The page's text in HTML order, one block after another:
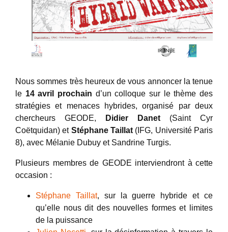
Nous sommes très heureux de vous annoncer la tenue
le 14 avril prochain d’un colloque sur le thème des
stratégies et menaces hybrides, organisé par deux
chercheurs GEODE,
Didier Danet (Saint Cyr
Coëtquidan) et Stéphane Taillat (IFG, Université Paris
8), avec Mélanie Dubuy et Sandrine Turgis.
Plusieurs membres de GEODE interviendront à cette
occasion :
Stéphane Taillat, sur la guerre hybride et ce
qu’elle nous dit des nouvelles formes et limites
de la puissance